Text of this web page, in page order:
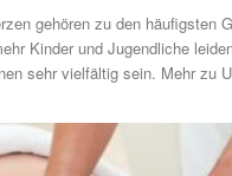
gehören zu den häufigsten
Kinder und Jugendliche
sehr vielfältig sein. Mehr zu